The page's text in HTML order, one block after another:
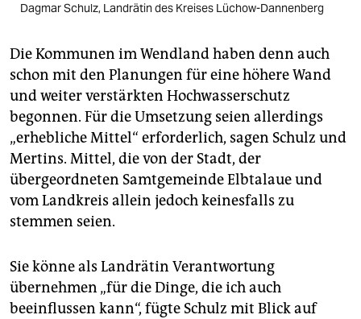
Dagmar Schulz, Landrätin des Kreises Lüchow-Dannenberg
Die Kommunen im Wendland haben denn auch
schon mit den Planungen für eine höhere Wand
und weiter verstärkten Hochwasserschutz
begonnen. Für die Umsetzung seien allerdings
„erhebliche Mittel“ erforderlich, sagen Schulz und
Mertins. Mittel, die von der Stadt, der
übergeordneten Samtgemeinde Elbtalaue und
vom Landkreis allein jedoch keinesfalls zu
stemmen seien.
Sie könne als Landrätin Verantwortung
übernehmen „für die Dinge, die ich auch
beeinflussen kann“, fügte Schulz mit Blick auf